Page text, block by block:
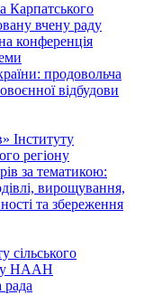
Карпатського
вчену раду
конференція
продовольча
відбудови
Інституту
регіону
за тематикою:
вирощування,
та збереження
сільського
НААН
рада